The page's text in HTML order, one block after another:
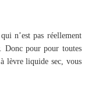
n’est pas réellement
Donc pour pour toutes
lèvre liquide sec, vous